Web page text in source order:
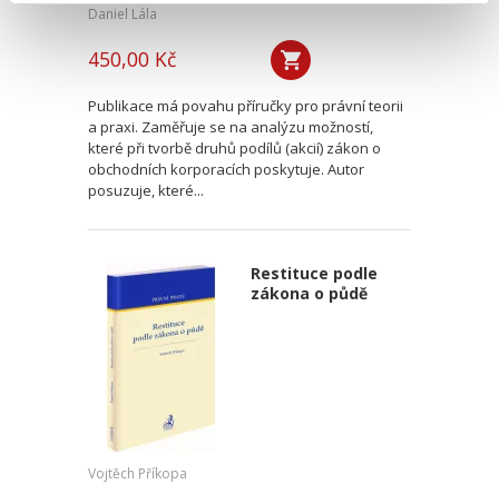
Daniel Lála
450,00 Kč
Publikace má povahu příručky pro právní teorii
a praxi. Zaměřuje se na analýzu možností,
které při tvorbě druhů podílů (akcií) zákon o
obchodních korporacích poskytuje. Autor
posuzuje, které...
Restituce podle
zákona o půdě
Vojtěch Příkopa